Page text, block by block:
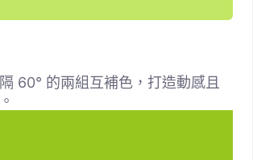
60° 的兩組互補色，打造動感且